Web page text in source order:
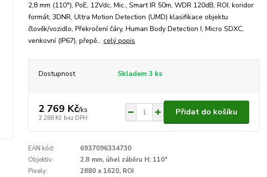
2,8 mm (110°), PoE, 12Vdc, Mic., Smart IR 50m, WDR 120dB, ROI, koridor
formát, 3DNR, Ultra Motion Detection (UMD) klasifikace objektu
člověk/vozidlo, Překročení čáry, Human Body Detection I, Micro SDXC,
venkovní (IP67), přepě...celý popis
Dostupnost Skladem 3 ks
2 769 Kč/ks
2 288 Kč bez DPH
Přidat do košíku
EAN kód:
6937096334730
Objektiv:
2.8 mm, úhel záběru H: 110°
Pixely:
2880 x 1620, ROI